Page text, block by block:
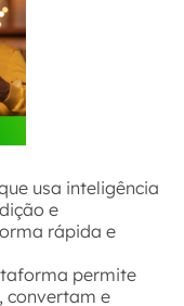
usa inteligência
e
rápida e
permite
convertam e